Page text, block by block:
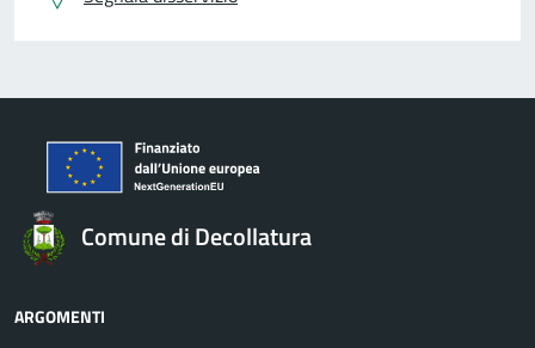
Comune di Decollatura
ARGOMENTI